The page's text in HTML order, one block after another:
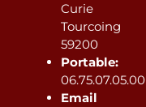
Curie
Tourcoing
59200
Portable:
06.75.07.05.00
Email